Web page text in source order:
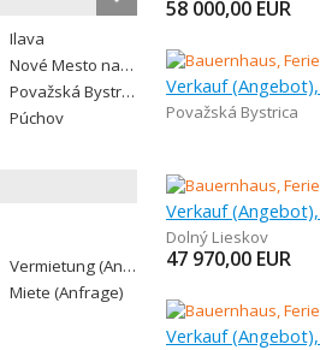
Ilava
Nové Mesto nad Váhom
Považská Bystrica
Púchov
Vermietung (Angebot)
Miete (Anfrage)
58 000,00 EUR
Považská Bystrica
Dolný Lieskov
47 970,00 EUR